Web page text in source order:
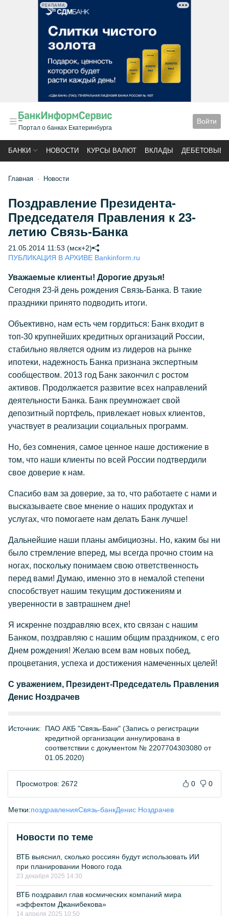
РЕКЛАМА
Портал о банках Екатеринбурга
Войти
БАНКИ НОВОСТИ КУРСЫ ВАЛЮТ ВКЛАДЫ ДЕБЕТОВЫЕ
Главная Новости
Поздравление Президента-
Председателя Правления к 23-
летию Связь-Банка
21.05.2014 11:53 (мск+2)
ПУБЛИКАЦИЯ В АРХИВЕ Bankinform.ru
Уважаемые клиенты! Дорогие друзья!
Сегодня 23-й день рождения Связь-Банка. В такие
праздники принято подводить итоги.
Объективно, нам есть чем гордиться: Банк входит в
топ-30 крупнейших кредитных организаций России,
стабильно является одним из лидеров на рынке
ипотеки, надежность Банка признана экспертным
сообществом. 2013 год Банк закончил с ростом
активов. Продолжается развитие всех направлений
деятельности Банка. Банк преумножает свой
депозитный портфель, привлекает новых клиентов,
участвует в реализации социальных программ.
Но, без сомнения, самое ценное наше достижение в
том, что наши клиенты по всей России подтвердили
свое доверие к нам.
Спасибо вам за доверие, за то, что работаете с нами и
высказываете свое мнение о наших продуктах и
услугах, что помогаете нам делать Банк лучше!
Дальнейшие наши планы амбициозны. Но, каким бы ни
было стремление вперед, мы всегда прочно стоим на
ногах, поскольку понимаем свою ответственность
перед вами! Думаю, именно это в немалой степени
способствует нашим текущим достижениям и
уверенности в завтрашнем дне!
Я искренне поздравляю всех, кто связан с нашим
Банком, поздравляю с нашим общим праздником, с его
Днем рождения! Желаю всем вам новых побед,
процветания, успеха и достижения намеченных целей!
С уважением, Президент-Председатель Правления
Денис Ноздрачев
Источник:
ПАО АКБ "Связь-Банк" (Запись о регистрации
кредитной организации аннулирована в
соответствии с документом № 2207704303080 от
01.05.2020)
Просмотров: 2672 0 0
Метки:поздравленияСвязь-банкДенис Ноздрачев
Новости по теме
ВТБ выяснил, сколько россиян будут использовать ИИ
при планировании Нового года
23 декабря 2025 14:30
ВТБ поздравил глав космических компаний мира
«эффектом Джанибекова»
14 апреля 2025 10:50